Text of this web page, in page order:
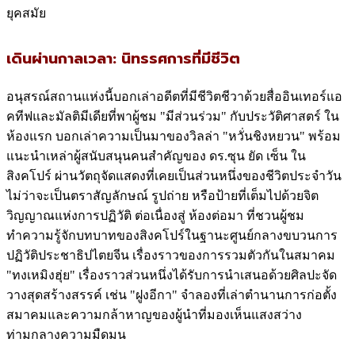
ยุคสมัย
เดินผ่านกาลเวลา: นิทรรศการที่มีชีวิต
อนุสรณ์สถานแห่งนี้บอกเล่าอดีตที่มีชีวิตชีวาด้วยสื่ออินเทอร์แอ
คทีฟและมัลติมีเดียที่พาผู้ชม "มีส่วนร่วม" กับประวัติศาสตร์ ใน
ห้องแรก บอกเล่าความเป็นมาของวิลล่า "หวั่นชิงหยวน" พร้อม
แนะนำเหล่าผู้สนับสนุนคนสำคัญของ ดร.ซุน ยัด เซ็น ใน
สิงคโปร์ ผ่านวัตถุจัดแสดงที่เคยเป็นส่วนหนึ่งของชีวิตประจำวัน
ไม่ว่าจะเป็นตราสัญลักษณ์ รูปถ่าย หรือป้ายที่เต็มไปด้วยจิต
วิญญาณแห่งการปฏิวัติ ต่อเนื่องสู่ ห้องต่อมา ที่ชวนผู้ชม
ทำความรู้จักบทบาทของสิงคโปร์ในฐานะศูนย์กลางขบวนการ
ปฏิวัติประชาธิปไตยจีน เรื่องราวของการรวมตัวกันในสมาคม
"ทงเหมิงฮุ่ย" เรื่องราวส่วนหนึ่งได้รับการนำเสนอด้วยศิลปะจัด
วางสุดสร้างสรรค์ เช่น "ฝูงอีกา" จำลองที่เล่าตำนานการก่อตั้ง
สมาคมและความกล้าหาญของผู้นำที่มองเห็นแสงสว่าง
ท่ามกลางความมืดมน